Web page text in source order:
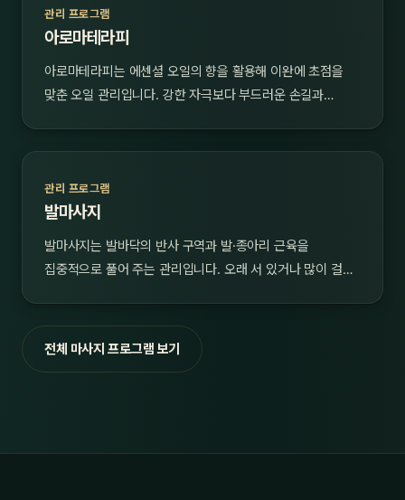
관리 프로그램
아로마테라피
아로마테라피는 에센셜 오일의 향을 활용해 이완에 초점을
맞춘 오일 관리입니다. 강한 자극보다 부드러운 손길과…
관리 프로그램
발마사지
발마사지는 발바닥의 반사 구역과 발·종아리 근육을
집중적으로 풀어 주는 관리입니다. 오래 서 있거나 많이 걸…
전체 마사지 프로그램 보기